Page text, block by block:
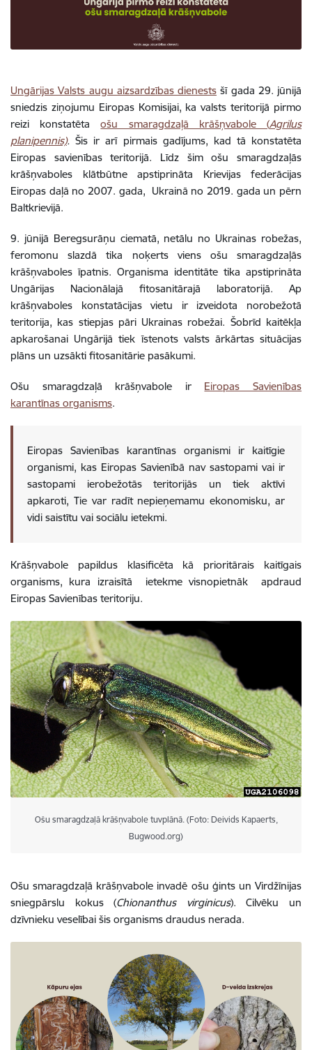
Ungārijas Valsts augu aizsardzības dienests šī gada 29. jūnijā
sniedzis ziņojumu Eiropas Komisijai, ka valsts teritorijā pirmo
reizi konstatētaošu smaragdzaļā krāšņvabole (Agrilus
planipennis).Šis ir arī pirmais gadījums, kad tā konstatēta
Eiropas savienības teritorijā. Līdz šim ošu smaragdzaļās
krāšņvaboles klātbūtne apstiprināta Krievijas federācijas
Eiropas daļā no 2007. gada, Ukrainā no 2019. gada un pērn
Baltkrievijā.
9. jūnijā Beregsurāņu ciematā, netālu no Ukrainas robežas,
feromonu slazdā tika noķerts viens ošu smaragdzaļās
krāšņvaboles īpatnis. Organisma identitāte tika apstiprināta
Ungārijas Nacionālajā fitosanitārajā laboratorijā. Ap
krāšņvaboles konstatācijas vietu ir izveidota norobežotā
teritorija, kas stiepjas pāri Ukrainas robežai. Šobrīd kaitēkļa
apkarošanai Ungārijā tiek īstenots valsts ārkārtas situācijas
plāns un uzsākti fitosanitārie pasākumi.
Ošu smaragdzaļā krāšņvabole ir Eiropas Savienības
karantīnas organisms.
Eiropas Savienības karantīnas organismi ir kaitīgie
organismi, kas Eiropas Savienībā nav sastopami vai ir
sastopami ierobežotās teritorijās un tiek aktīvi
apkaroti, Tie var radīt nepieņemamu ekonomisku, ar
vidi saistītu vai sociālu ietekmi.
Krāšņvabole papildus klasificēta kā prioritārais kaitīgais
organisms, kura izraisītā ietekme visnopietnāk apdraud
Eiropas Savienības teritoriju.
Ošu smaragdzaļā krāšņvabole tuvplānā. (Foto: Deivids Kapaerts,
Bugwood.org)
Ošu smaragdzaļā krāšņvabole invadē ošu ģints un Virdžīnijas
sniegpārslu kokus (Chionanthus virginicus). Cilvēku un
dzīvnieku veselībai šis organisms draudus nerada.